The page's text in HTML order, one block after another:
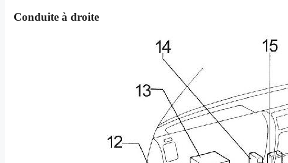
Conduite à droite